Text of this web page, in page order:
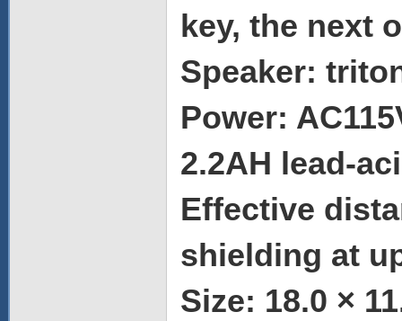
key, the next
Speaker:
Power:
2.2AH lead-
Effective
shielding at
Size: 18.0 ×